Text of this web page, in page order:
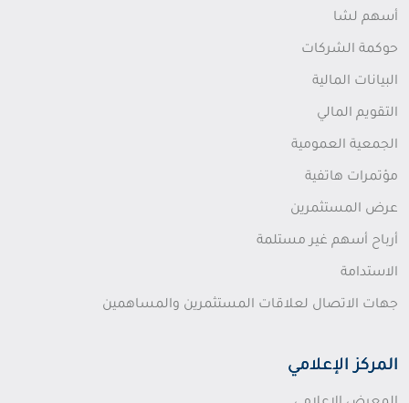
أسهم لشا
حوكمة الشركات
البيانات المالية
التقويم المالي
الجمعية العمومية
مؤتمرات هاتفية
عرض المستثمرين
أرباح أسهم غير مستلمة
الاستدامة
جهات الاتصال لعلاقات المستثمرين والمساهمين
المركز الإعلامي